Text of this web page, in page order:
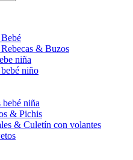
& Buzos
niña
niño
niña
& Pichis
& Culetín con volantes